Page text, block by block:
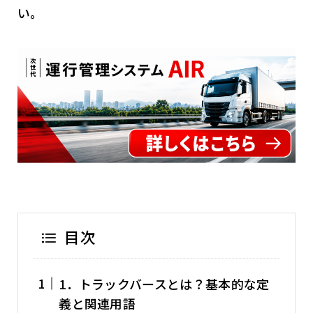
い。
目次
1．トラックバースとは？基本的な定
義と関連用語